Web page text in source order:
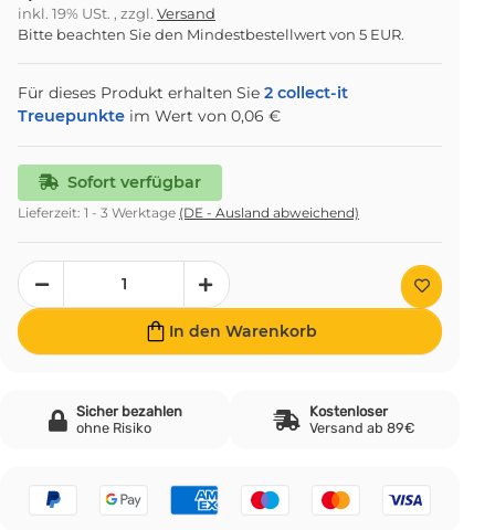
inkl. 19% USt. , zzgl. Versand
Bitte beachten Sie den Mindestbestellwert von 5 EUR.
Für dieses Produkt erhalten Sie 2 collect-it
Treuepunkte im Wert von 0,06 €
Sofort verfügbar
Lieferzeit: 1 - 3 Werktage (DE - Ausland abweichend)
In den Warenkorb
Sicher bezahlen
ohne Risiko
Kostenloser
Versand ab 89€